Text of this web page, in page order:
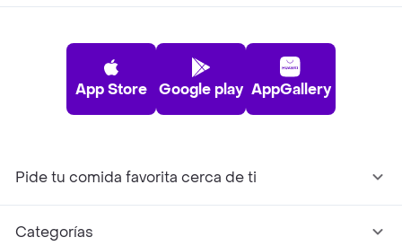
App Store Google play AppGallery
Pide tu comida favorita cerca de ti
Categorías